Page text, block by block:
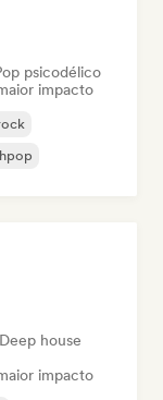
psicodélico
impacto
Deep house
impacto